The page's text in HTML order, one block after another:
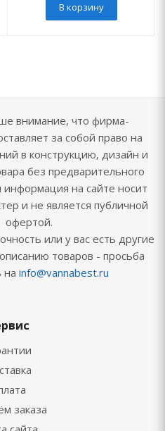
В корзину
внимание, что фирма-
за собой право на
в конструкцию, дизайн и
без предварительного
информация на сайте носит
и не является публичной
офертой.
или у вас есть другие
товаров - просьба
на info@vannabest.ru
заказа